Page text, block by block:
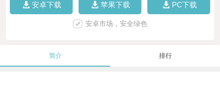
安卓下载 苹果下载 PC下载
安卓市场，安全绿色
简介 排行